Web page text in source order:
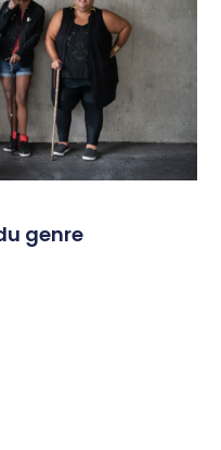
genre